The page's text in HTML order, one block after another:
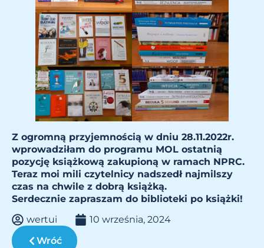
Z ogromną przyjemnością w dniu 28.11.2022r.
wprowadziłam do programu MOL ostatnią
pozycję książkową zakupioną w ramach NPRC.
Teraz moi mili czytelnicy nadszedł najmilszy
czas na chwile z dobrą książką.
Serdecznie zapraszam do biblioteki po książki!
wertui
10 września, 2024
Wróć